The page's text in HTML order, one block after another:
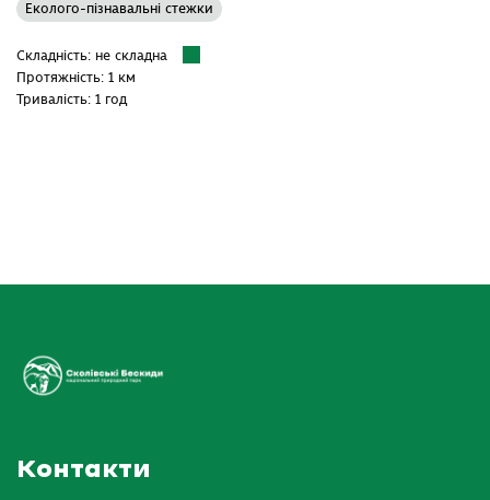
Еколого-пізнавальні стежки
Складність: не складна
Протяжність: 1 км
Тривалість: 1 год
Контакти